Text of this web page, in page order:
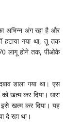
अभिन्न अंग रहा है और
हटाया गया था, तू तक
लागू होने तक, पीओके
डाला गया था। एस
खत्म कर दिया। धारा
खत्म कर दिया। यह
दे रहा था।